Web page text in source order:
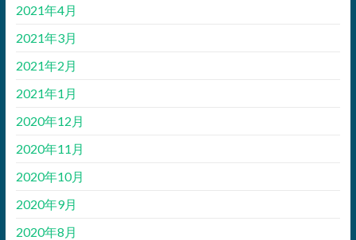
2021年4月
2021年3月
2021年2月
2021年1月
2020年12月
2020年11月
2020年10月
2020年9月
2020年8月